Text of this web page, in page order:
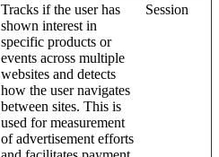
Tracks if the user has
shown interest in
specific products or
events across multiple
websites and detects
how the user navigates
between sites. This is
used for measurement
of advertisement efforts
Session